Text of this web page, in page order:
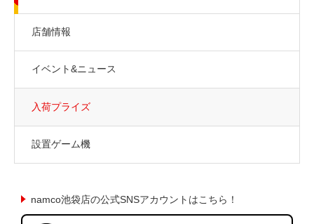
店舗情報
イベント&ニュース
入荷プライズ
設置ゲーム機
namco池袋店の公式SNSアカウントはこちら！